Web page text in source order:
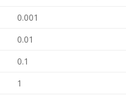
0.001
0.01
0.1
1